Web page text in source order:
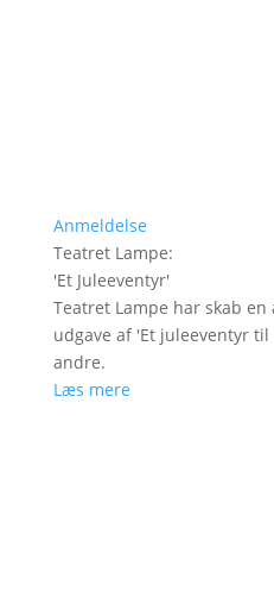
Anmeldelse
Teatret Lampe:
'Et Juleeventyr'
Teatret Lampe har skab
udgave af 'Et juleeventyr
andre.
Læs mere